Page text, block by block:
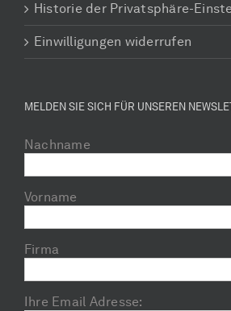
Historie der Privatsphäre-
Einwilligungen widerrufen
MELDEN SIE SICH FÜR UNSEREN
Nachname
Vorname
Firma
Ihre Email Adresse: